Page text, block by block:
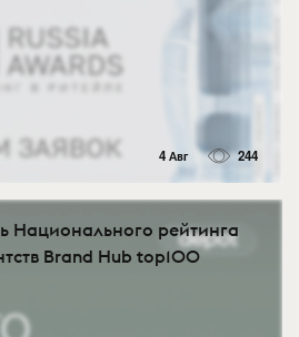
4 Авг 244
Национального рейтинга
Brand Hub top100